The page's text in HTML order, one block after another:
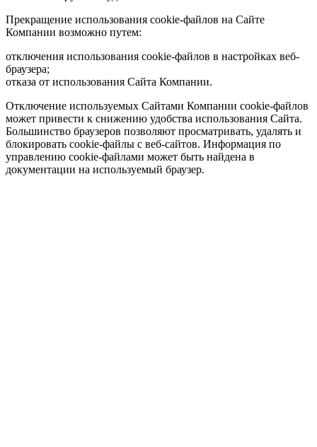
Прекращение использования cookie-файлов на Сайте
Компании возможно путем:
отключения использования cookie-файлов в настройках веб-
браузера;
отказа от использования Сайта Компании.
Отключение используемых Сайтами Компании cookie-файлов
может привести к снижению удобства использования Сайта.
Большинство браузеров позволяют просматривать, удалять и
блокировать cookie-файлы c веб-сайтов. Информация по
управлению cookie-файлами может быть найдена в
документации на используемый браузер.